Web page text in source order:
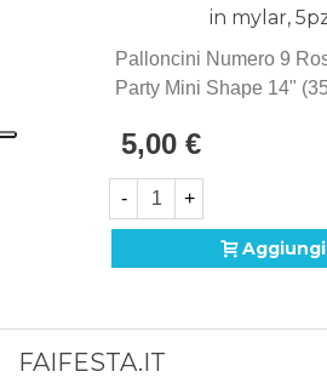
per la chiusura una saldatrice
Palloncini Numero 9
Party Mini Shape 14"
5,00 €
- +
Aggiungi
FAIFESTA.IT